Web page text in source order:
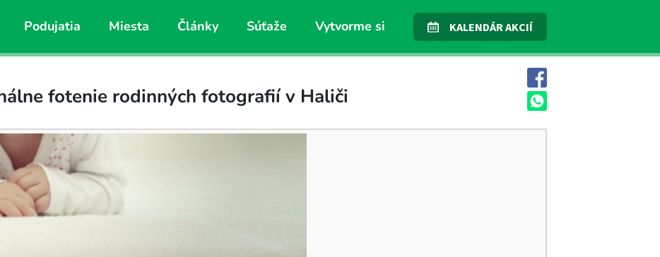
Podujatia Miesta Články Súťaže Vytvorme si KALENDÁR AKCIÍ
fotenie rodinných fotografií v Haliči